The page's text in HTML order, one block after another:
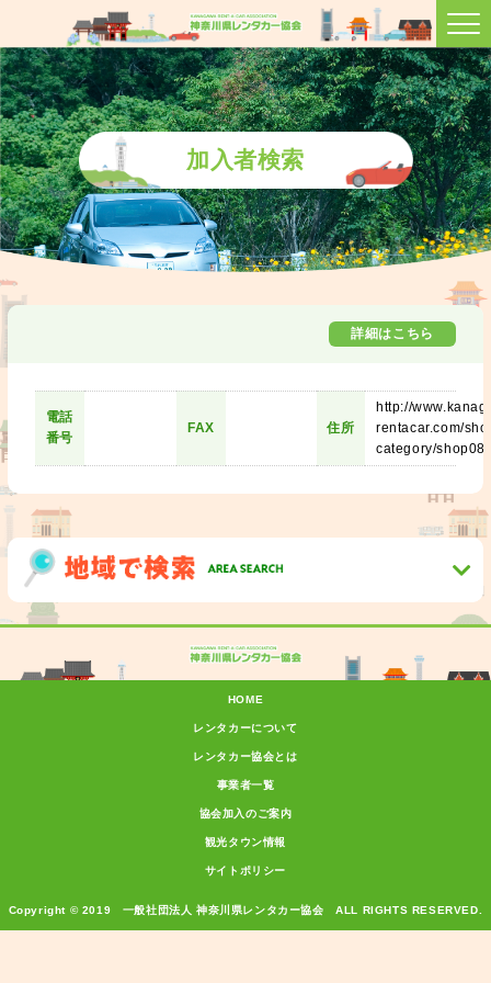
加入者検索
詳細はこちら
電話
番号
FAX 住所
http://
rentacar.com/
category/shop08/
HOME
レンタカーについて
レンタカー協会とは
事業者一覧
協会加入のご案内
観光タウン情報
サイトポリシー
Copyright © 2019 一般社団法人 神奈川県レンタカー協会 ALL RIGHTS RESERVED.